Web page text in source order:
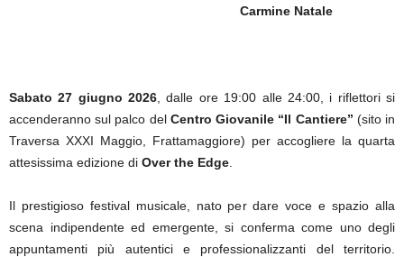
Carmine Natale
Sabato 27 giugno 2026 , dalle ore 19:00 alle 24:00, i riflettori si
accenderanno sul palco del Centro Giovanile “Il Cantiere” (sito in
Traversa XXXI Maggio, Frattamaggiore) per accogliere la quarta
attesissima edizione di Over the Edge
Il prestigioso festival musicale, nato per dare voce e spazio alla
scena indipendente ed emergente, si conferma come uno degli
appuntamenti più autentici e professionalizzanti del territorio.